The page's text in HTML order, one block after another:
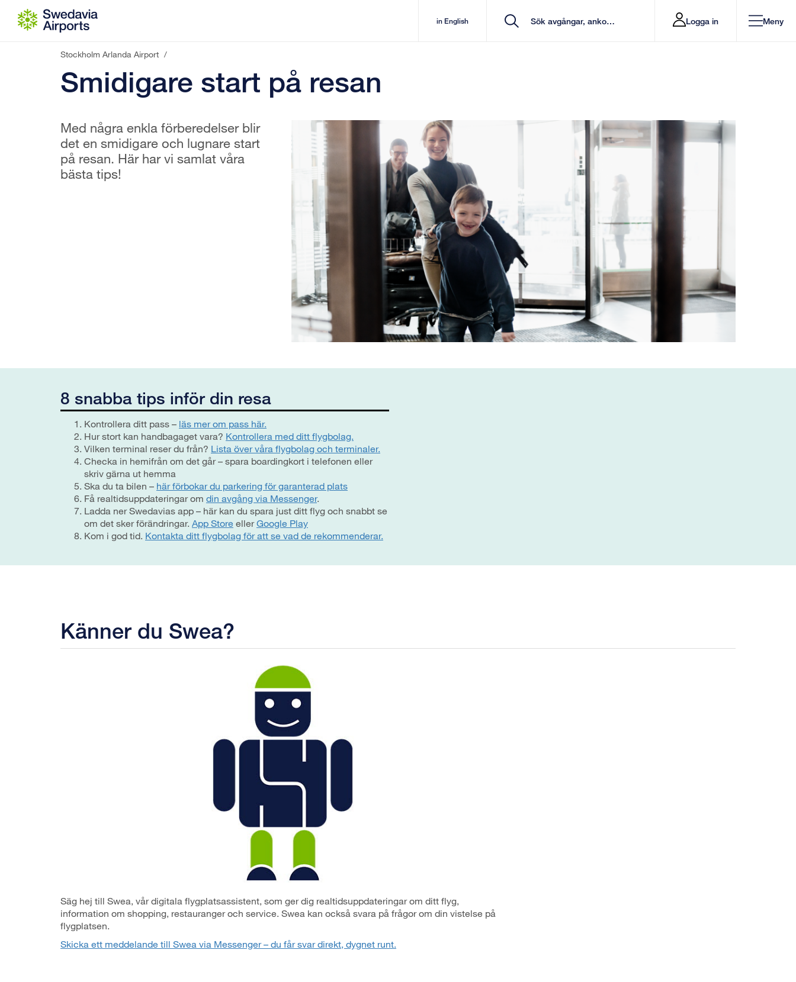
Gå till innehåll
in English Logga in Meny
Stockholm Arlanda Airport /
Smidigare start på resan
Med några enkla förberedelser blir
det en smidigare och lugnare start
på resan. Här har vi samlat våra
bästa tips!
8 snabba tips inför din resa
Kontrollera ditt pass – läs mer om pass här.
Hur stort kan handbagaget vara? Kontrollera med ditt flygbolag.
Vilken terminal reser du från? Lista över våra flygbolag och terminaler.
Checka in hemifrån om det går – spara boardingkort i telefonen eller
skriv gärna ut hemma
Ska du ta bilen – här förbokar du parkering för garanterad plats
Få realtidsuppdateringar om din avgång via Messenger.
Ladda ner Swedavias app – här kan du spara just ditt flyg och snabbt se
om det sker förändringar. App Store ellerGoogle Play
Kom i god tid. Kontakta ditt flygbolag för att se vad de rekommenderar.
Känner du Swea?
Säg hej till Swea, vår digitala flygplatsassistent, som ger dig realtidsuppdateringar om ditt flyg,
information om shopping, restauranger och service. Swea kan också svara på frågor om din vistelse på
flygplatsen.
Skicka ett meddelande till Swea via Messenger – du får svar direkt, dygnet runt.